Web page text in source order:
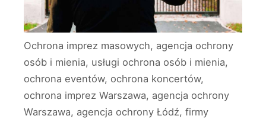
Ochrona imprez masowych, agencja ochrony
osób i mienia, usługi ochrona osób i mienia,
ochrona eventów, ochrona koncertów,
ochrona imprez Warszawa, agencja ochrony
Warszawa, agencja ochrony Łódź, firmy